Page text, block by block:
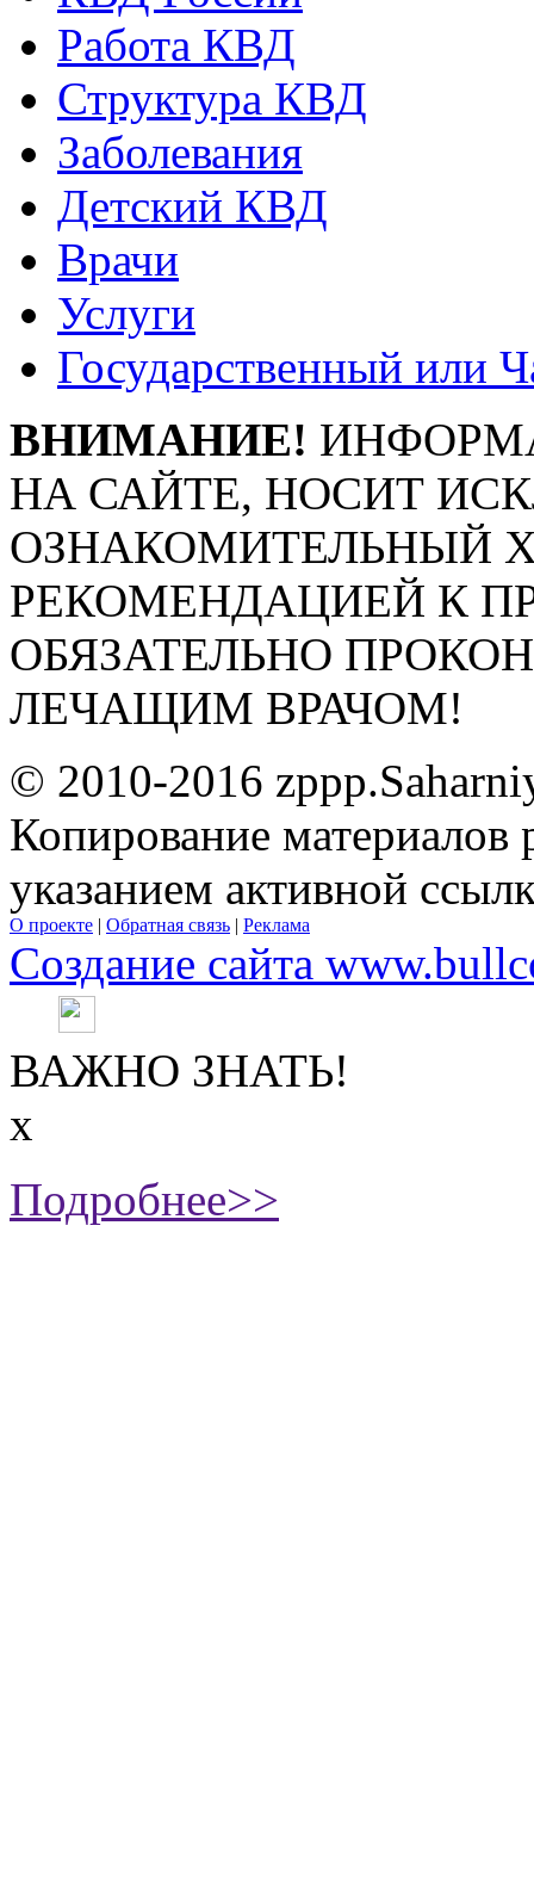
Работа КВД
Структура КВД
Заболевания
Детский КВД
Врачи
Услуги
Государственный или
ВНИМАНИЕ!
НА САЙТЕ, НОСИТ
ОЗНАКОМИТЕЛЬНЫЙ
РЕКОМЕНДАЦИЕЙ К
ОБЯЗАТЕЛЬНО
ЛЕЧАЩИМ ВРАЧОМ!
© 2010-2016
Копирование материалов
указанием активной
О проекте | Обратная связь | Реклама
Создание сайта
ВАЖНО ЗНАТЬ!
х
Подробнее>>